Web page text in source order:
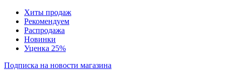
Хиты продаж
Рекомендуем
Распродажа
Новинки
Уценка 25%
Подписка на новости магазина